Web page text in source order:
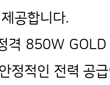
공합니다.
격 850W
정적인 전력 공